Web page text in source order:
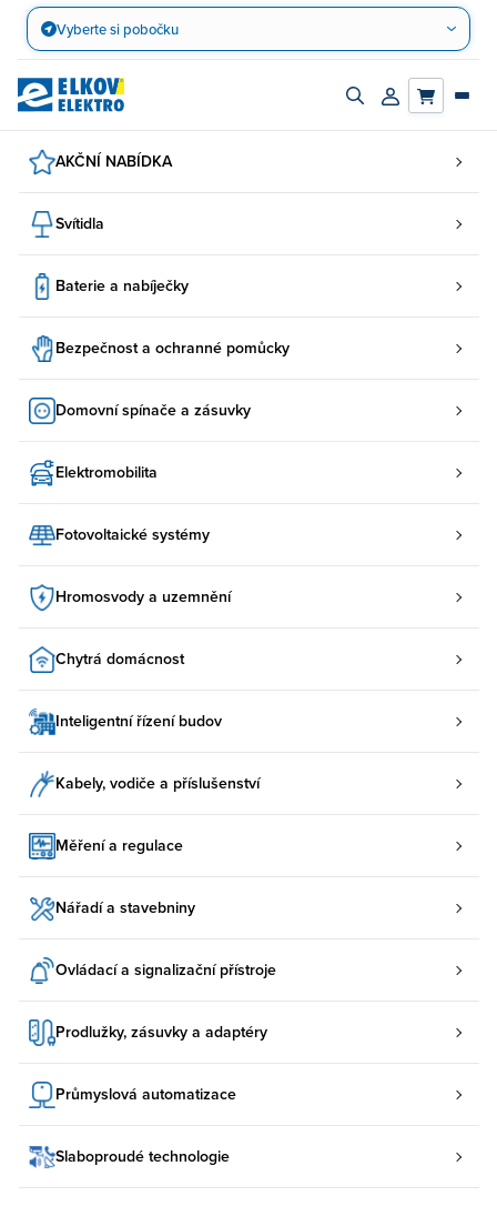
Přejít
obsah
Vyberte si pobočku
Zapnout/vypnout
Přihlásit/
AKČNÍ NABÍDKA
Svítidla
Baterie a nabíječky
Bezpečnost a ochranné pomůcky
Domovní spínače a zásuvky
Elektromobilita
Fotovoltaické systémy
Hromosvody a uzemnění
Chytrá domácnost
Inteligentní řízení budov
Kabely, vodiče a příslušenství
Měření a regulace
Nářadí a stavebniny
Ovládací a signalizační přístroje
Prodlužky, zásuvky a adaptéry
Průmyslová automatizace
Slaboproudé technologie